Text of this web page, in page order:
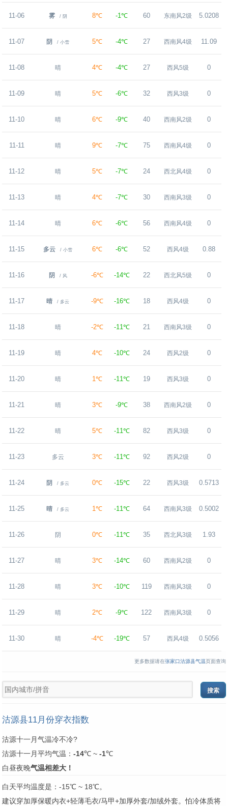
11-06 雾 / 阴 8℃ -1℃ 60 东南风2级 5.0208
11-07 阴 / 小雪 5℃ -4℃ 27 西南风4级 11.09
11-08 晴 4℃ -4℃ 27 西风5级 0
11-09 晴 5℃ -6℃ 32 西风3级 0
11-10 晴 6℃ -9℃ 40 西南风2级 0
11-11 晴 9℃ -7℃ 75 西南风4级 0
11-12 晴 5℃ -7℃ 24 西北风4级 0
11-13 晴 4℃ -7℃ 30 西南风3级 0
11-14 晴 6℃ -6℃ 56 西南风4级 0
11-15 多云 / 小雪 6℃ -6℃ 52 西风4级 0.88
11-16 阴 / 风 -6℃ -14℃ 22 西北风5级 0
11-17 晴 / 多云 -9℃ -16℃ 18 西风4级 0
11-18 晴 -2℃ -11℃ 21 西南风3级 0
11-19 晴 4℃ -10℃ 24 西风2级 0
11-20 晴 1℃ -11℃ 19 西风3级 0
11-21 晴 3℃ -9℃ 38 西南风2级 0
11-22 晴 5℃ -11℃ 82 西风3级 0
11-23 多云 3℃ -11℃ 92 西风2级 0
11-24 阴 / 多云 0℃ -15℃ 22 西风3级 0.5713
11-25 晴 / 多云 1℃ -11℃ 64 西南风3级 0.5002
11-26 阴 0℃ -11℃ 35 西北风3级 1.93
11-27 晴 3℃ -14℃ 60 西南风2级 0
11-28 晴 3℃ -10℃ 119 西南风3级 0
11-29 晴 2℃ -9℃ 122 西南风3级 0
11-30 晴 -4℃ -19℃ 57 西风4级 0.5056
更多数据请在张家口沽源县气温页面查询
沽源县11月份穿衣指数
沽源十一月气温冷不冷?
沽源十一月平均气温： -14℃ ~ -1℃
白昼夜晚气温相差大！
白天平均温度是：-15℃ ~ 18℃。
建议穿加厚保暖内衣+轻薄毛衣/马甲+加厚外套/加绒外套。怕冷体质将